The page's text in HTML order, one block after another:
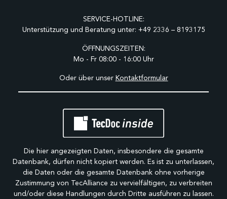
SERVICE-HOTLINE:
Unterstützung und Beratung unter: +49 2336 – 8193175
ÖFFNUNGSZEITEN:
Mo - Fr 08:00 - 16:00 Uhr
Oder über unser Kontaktformular
Die hier angezeigten Daten, insbesondere die gesamte
Datenbank, dürfen nicht kopiert werden. Es ist zu unterlassen,
die Daten oder die gesamte Datenbank ohne vorherige
Zustimmung von TecAlliance zu vervielfältigen, zu verbreiten
und/oder diese Handlungen durch Dritte ausführen zu lassen.